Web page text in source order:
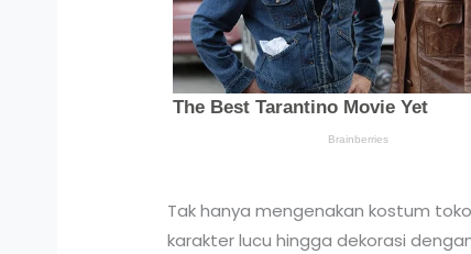
Tak hanya mengenakan kostum
karakter lucu hingga dekorasi